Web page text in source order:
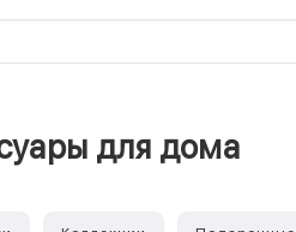
для дома